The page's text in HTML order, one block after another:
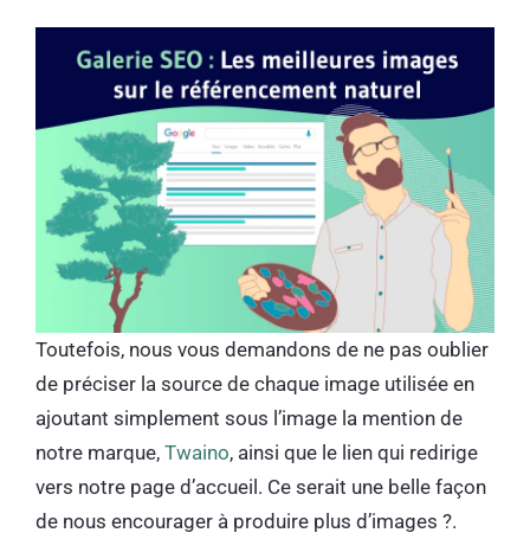
Toutefois, nous vous demandons de ne pas oublier
de préciser la source de chaque image utilisée en
ajoutant simplement sous l’image la mention de
notre marque, Twaino, ainsi que le lien qui redirige
vers notre page d’accueil. Ce serait une belle façon
de nous encourager à produire plus d’images ?.